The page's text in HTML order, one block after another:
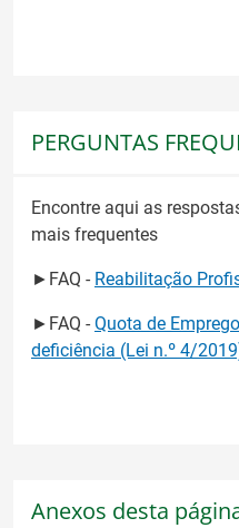
PERGUNTAS
Encontre aqui as
mais frequentes
►FAQ - Reabilitação
►FAQ - Quota de
deficiência (Lei n.º 4/
Anexos desta